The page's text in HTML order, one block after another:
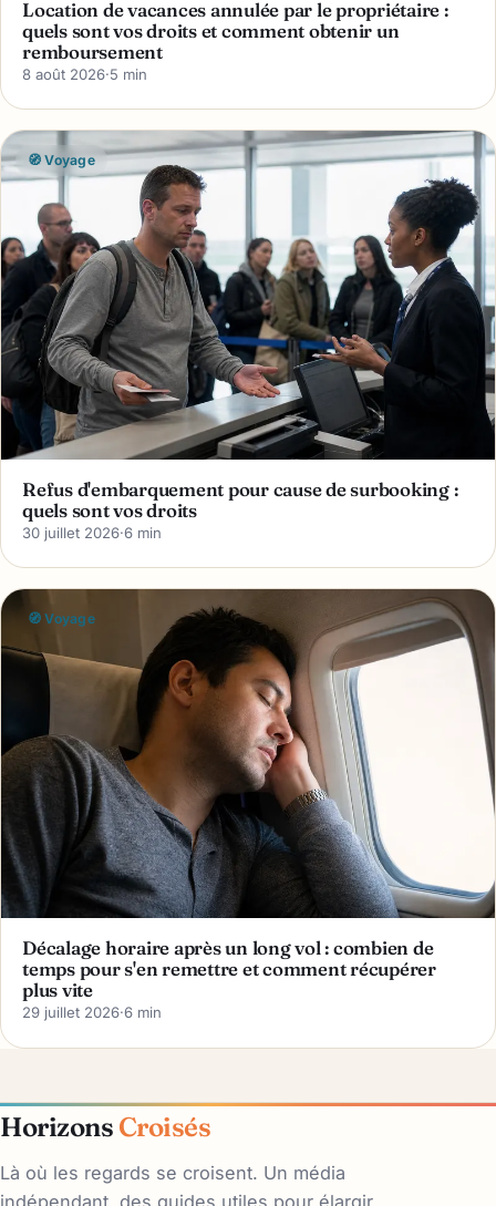
Location de vacances annulée par le propriétaire :
quels sont vos droits et comment obtenir un
remboursement
8 août 2026·5 min
🧭 Voyage
Refus d'embarquement pour cause de surbooking :
quels sont vos droits
30 juillet 2026·6 min
🧭 Voyage
Décalage horaire après un long vol : combien de
temps pour s'en remettre et comment récupérer
plus vite
29 juillet 2026·6 min
Horizons Croisés
Là où les regards se croisent. Un média